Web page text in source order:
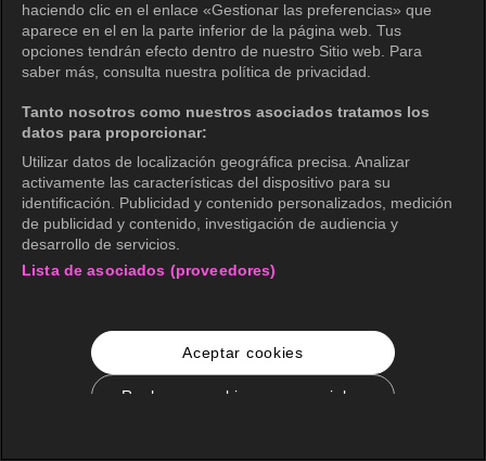
haciendo clic en el enlace «Gestionar las preferencias» que
aparece en el en la parte inferior de la página web. Tus
opciones tendrán efecto dentro de nuestro Sitio web. Para
saber más, consulta nuestra política de privacidad.
Tanto nosotros como nuestros asociados tratamos los
datos para proporcionar:
Utilizar datos de localización geográfica precisa. Analizar
activamente las características del dispositivo para su
identificación. Publicidad y contenido personalizados, medición
de publicidad y contenido, investigación de audiencia y
desarrollo de servicios.
Lista de asociados (proveedores)
Aceptar cookies
Rechazar cookies no esenciales